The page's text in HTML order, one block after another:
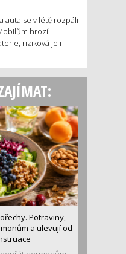
auta se v létě rozpálí
hrozí
riziková je i
Potraviny,
a ulevují od